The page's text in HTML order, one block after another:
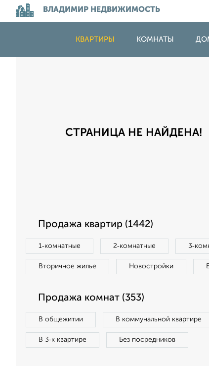
ВЛАДИМИР НЕДВИЖИМОСТЬ
КВАРТИРЫ КОМНАТЫ
СТРАНИЦА НЕ НАЙДЕНА!
Продажа квартир (1442)
1‑комнатные 2‑комнатные
Вторичное жилье Новостройки
Продажа комнат (353)
В общежитии В коммунальной квартире
В 3‑к квартире Без посредников